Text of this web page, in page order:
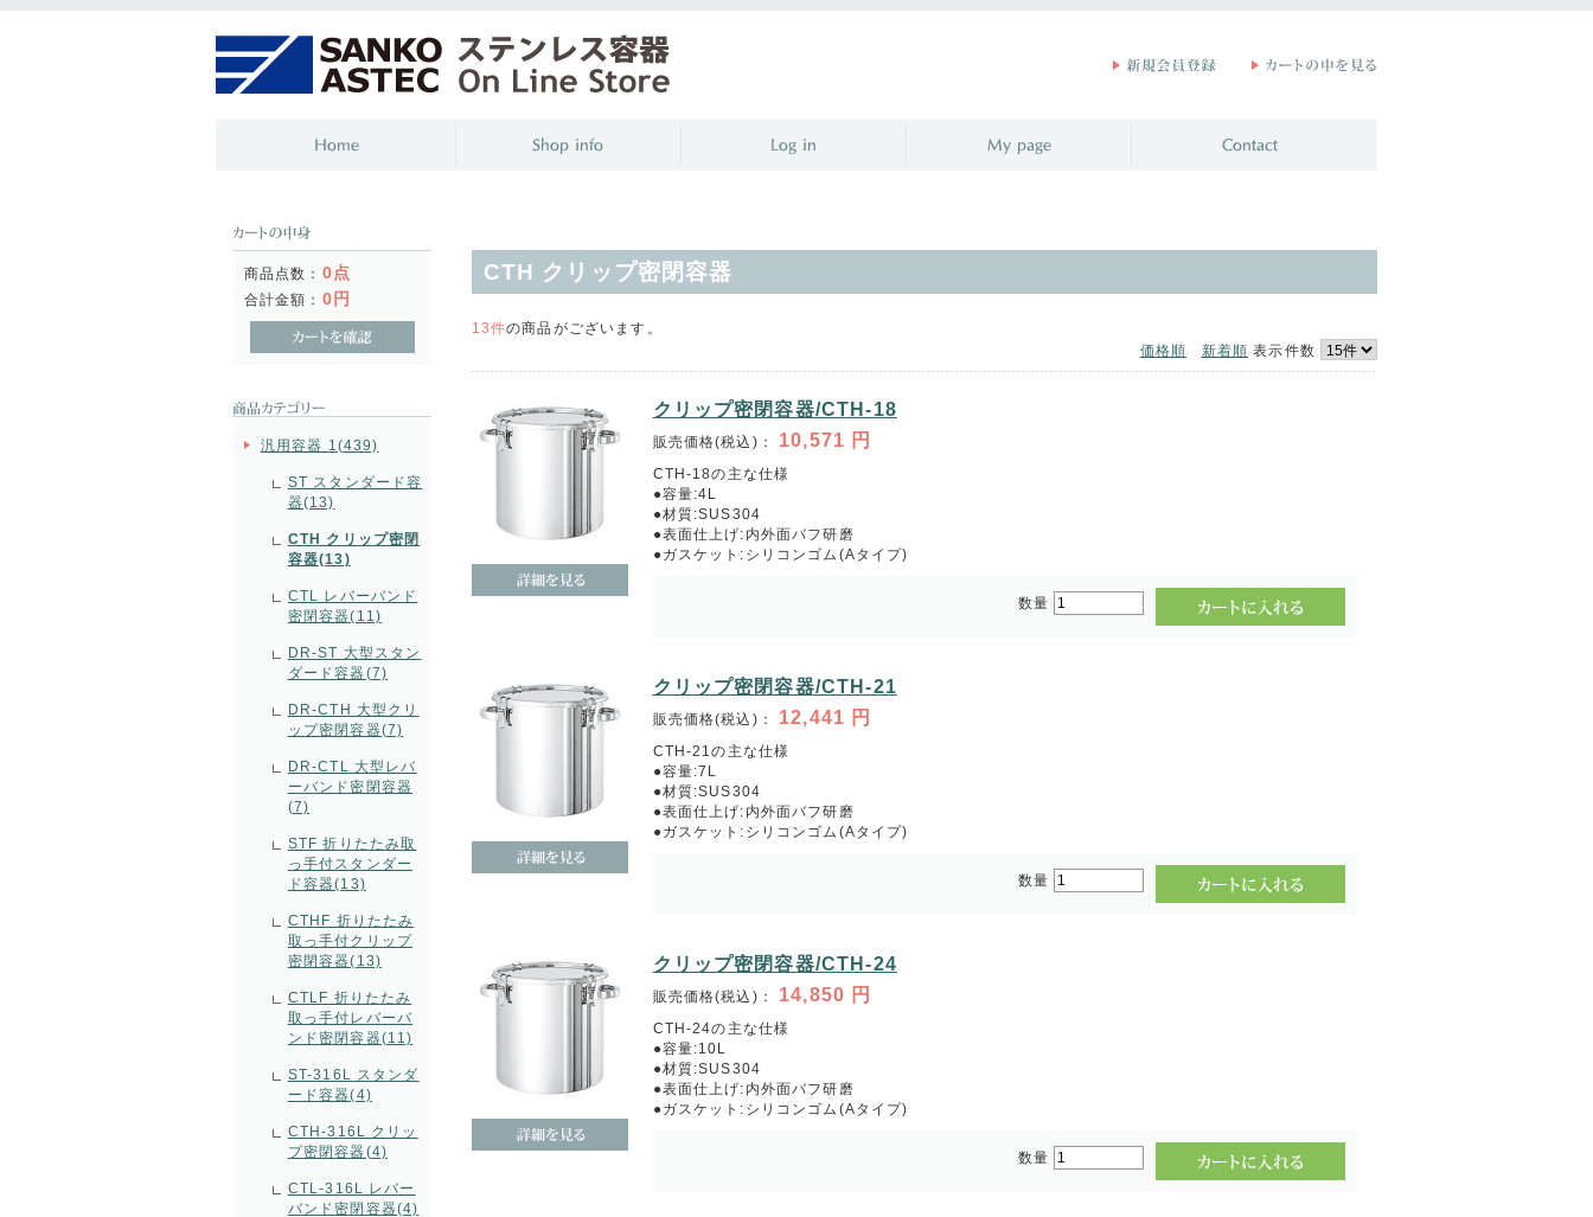
商品点数： 0点
合計金額： 0円
汎用容器 1(439)
ST スタンダード容
器(13)
CTH クリップ密閉
容器(13)
CTL レバーバンド
密閉容器(11)
DR-ST 大型スタン
ダード容器(7)
DR-CTH 大型クリ
ップ密閉容器(7)
DR-CTL 大型レバ
ーバンド密閉容器
(7)
STF 折りたたみ取
っ手付スタンダー
ド容器(13)
CTHF 折りたたみ
取っ手付クリップ
密閉容器(13)
CTLF 折りたたみ
取っ手付レバーバ
ンド密閉容器(11)
ST-316L スタンダ
ード容器(4)
CTH-316L クリッ
プ密閉容器(4)
CTL-316L レバー
バンド密閉容器(4)
CTH クリップ密閉容器
13件の商品がございます。
価格順
新着順 表示件数
クリップ密閉容器/CTH-18
販売価格(税込)： 10,571 円
CTH-18の主な仕様
●容量:4L
●材質:SUS304
●表面仕上げ:内外面バフ研磨
●ガスケット:シリコンゴム(Aタイプ)
数量
クリップ密閉容器/CTH-21
販売価格(税込)： 12,441 円
CTH-21の主な仕様
●容量:7L
●材質:SUS304
●表面仕上げ:内外面バフ研磨
●ガスケット:シリコンゴム(Aタイプ)
数量
クリップ密閉容器/CTH-24
販売価格(税込)： 14,850 円
CTH-24の主な仕様
●容量:10L
●材質:SUS304
●表面仕上げ:内外面バフ研磨
●ガスケット:シリコンゴム(Aタイプ)
数量